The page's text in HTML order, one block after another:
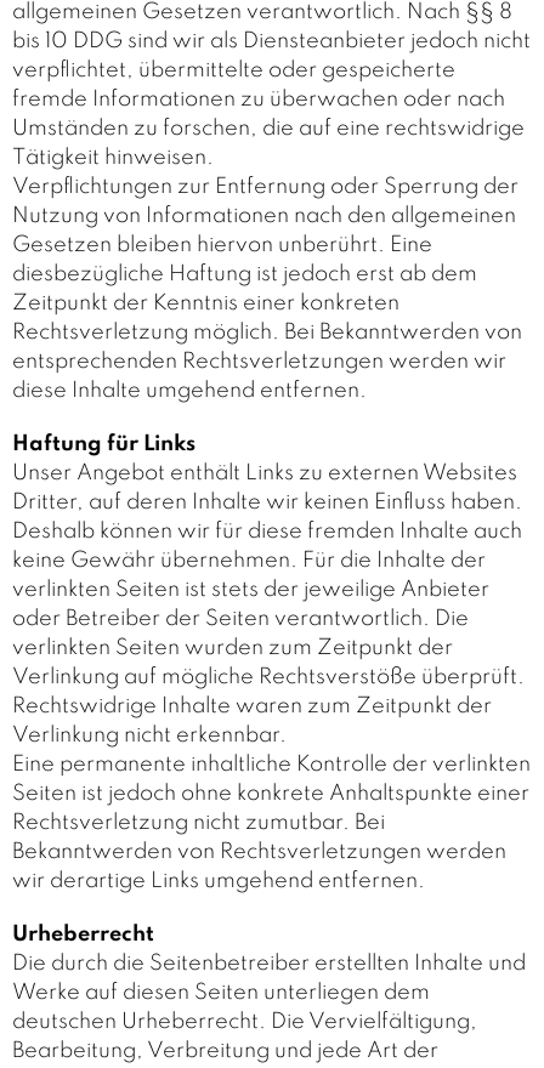
allgemeinen Gesetzen verantwortlich. Nach §§ 8
bis 10 DDG sind wir als Diensteanbieter jedoch nicht
verpflichtet, übermittelte oder gespeicherte
fremde Informationen zu überwachen oder nach
Umständen zu forschen, die auf eine rechtswidrige
Tätigkeit hinweisen.
Verpflichtungen zur Entfernung oder Sperrung der
Nutzung von Informationen nach den allgemeinen
Gesetzen bleiben hiervon unberührt. Eine
diesbezügliche Haftung ist jedoch erst ab dem
Zeitpunkt der Kenntnis einer konkreten
Rechtsverletzung möglich. Bei Bekanntwerden von
entsprechenden Rechtsverletzungen werden wir
diese Inhalte umgehend entfernen.
Haftung für Links
Unser Angebot enthält Links zu externen Websites
Dritter, auf deren Inhalte wir keinen Einfluss haben.
Deshalb können wir für diese fremden Inhalte auch
keine Gewähr übernehmen. Für die Inhalte der
verlinkten Seiten ist stets der jeweilige Anbieter
oder Betreiber der Seiten verantwortlich. Die
verlinkten Seiten wurden zum Zeitpunkt der
Verlinkung auf mögliche Rechtsverstöße überprüft.
Rechtswidrige Inhalte waren zum Zeitpunkt der
Verlinkung nicht erkennbar.
Eine permanente inhaltliche Kontrolle der verlinkten
Seiten ist jedoch ohne konkrete Anhaltspunkte einer
Rechtsverletzung nicht zumutbar. Bei
Bekanntwerden von Rechtsverletzungen werden
wir derartige Links umgehend entfernen.
Urheberrecht
Die durch die Seitenbetreiber erstellten Inhalte und
Werke auf diesen Seiten unterliegen dem
deutschen Urheberrecht. Die Vervielfältigung,
Bearbeitung, Verbreitung und jede Art der